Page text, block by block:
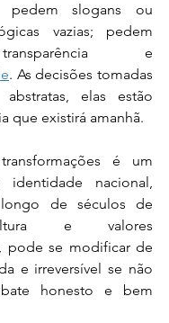
pedem slogans ou
vazias; pedem
. As decisões tomadas
elas estão
que existirá amanhã.
é um
nacional,
de séculos de
e valores
pode se modificar de
e irreversível se não
honesto e bem